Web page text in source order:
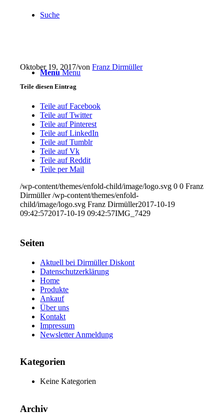
Suche
Menu Menu
Oktober 19, 2017/vonFranz Dirmüller
Teile diesen Eintrag
Teile auf Facebook
Teile auf Twitter
Teile auf Pinterest
Teile auf LinkedIn
Teile auf Tumblr
Teile auf Vk
Teile auf Reddit
Teile per Mail
/wp-content/themes/enfold-child/image/logo.svg 0 0 Franz
Dirmüller /wp-content/themes/enfold-
child/image/logo.svg Franz Dirmüller2017-10-19
09:42:572017-10-19 09:42:57IMG_7429
Seiten
Aktuell bei Dirmüller Diskont
Datenschutzerklärung
Home
Produkte
Ankauf
Über uns
Kontakt
Impressum
Newsletter Anmeldung
Kategorien
Keine Kategorien
Archiv